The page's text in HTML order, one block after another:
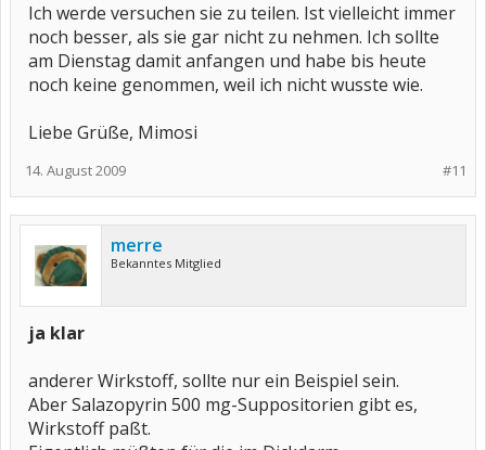
Ich werde versuchen sie zu teilen. Ist vielleicht immer
noch besser, als sie gar nicht zu nehmen. Ich sollte
am Dienstag damit anfangen und habe bis heute
noch keine genommen, weil ich nicht wusste wie.
Liebe Grüße, Mimosi
#11
14. August 2009
merre
Bekanntes Mitglied
ja klar
anderer Wirkstoff, sollte nur ein Beispiel sein.
Aber Salazopyrin 500 mg-Suppositorien gibt es,
Wirkstoff paßt.